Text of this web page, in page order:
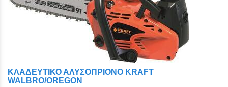
ΚΛΑΔΕΥΤΙΚΟ ΑΛΥΣΟΠΡΙΟΝΟ KRAFT
WALBRO/OREGON